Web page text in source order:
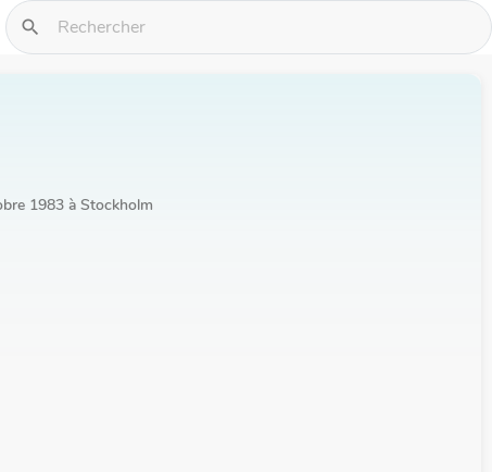
search
1983 à Stockholm